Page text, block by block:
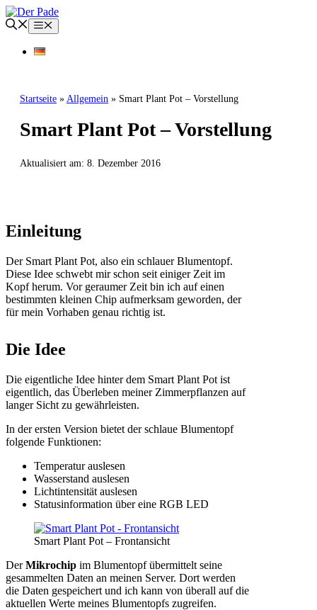
Zum
Inhalt
springen
Menü
Startseite » Allgemein » Smart Plant Pot – Vorstellung
Smart Plant Pot – Vorstellung
Aktualisiert am: 8. Dezember 2016
Einleitung
Der Smart Plant Pot, also ein schlauer Blumentopf.
Diese Idee schwebt mir schon seit einiger Zeit im
Kopf herum. Vor geraumer Zeit bin ich auf einen
bestimmten kleinen Chip aufmerksam geworden, der
für mein Vorhaben genau richtig ist.
Die Idee
Die eigentliche Idee hinter dem Smart Plant Pot ist
eigentlich, das Überleben meiner Zimmerpflanzen auf
langer Sicht zu gewährleisten.
In der ersten Version bietet der schlaue Blumentopf
folgende Funktionen:
Temperatur auslesen
Wasserstand auslesen
Lichtintensität auslesen
Statusinformation über eine RGB LED
Smart Plant Pot – Frontansicht
DerMikrochip im Blumentopf übermittelt seine
gesammelten Daten an meinen Server. Dort werden
die Daten gespeichert und ich kann von überall auf die
aktuellen Werte meines Blumentopfs zugreifen.